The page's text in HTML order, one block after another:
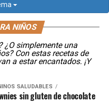
NIÑOS
¿O simplemente una
Con estas recetas de
a estar encantados. ¡Y
SALUDABLES
sin gluten de chocolate